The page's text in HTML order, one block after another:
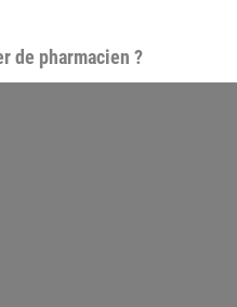
de pharmacien ?